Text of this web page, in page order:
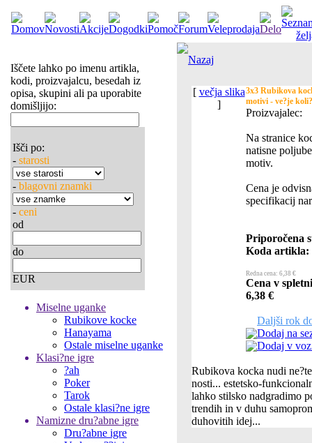
Iščete lahko po imenu artikla,
kodi, proizvajalcu, besedah iz
opisa, skupini ali pa uporabite
domišljijo:
Išči po:
- starosti
- blagovni znamki
- ceni
od
do
EUR
Miselne uganke
Rubikove kocke
Hanayama
Ostale miselne uganke
Klasi?ne igre
?ah
Poker
Tarok
Ostale klasi?ne igre
Namizne dru?abne igre
Dru?abne igre
Nazaj
[ večja slika
]
3x3 Rubikova
motivi - ve?je
Proizvajalec:
Na stranice
natisne
motiv.
Cena je
specifikacij
Priporočena
Koda artikla:
Redna cena: 6,38 €
Cena v
6,38 €
Daljši rok
Dodaj na
Dodaj v
Rubikova kocka nudi
nosti... estetsko-
lahko stilsko nadgradimo
trendih in v duhu
duhovitih idej...